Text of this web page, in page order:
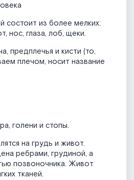
состоит из более мелких:
нос, глаза, лоб, щеки.
предплечья и кисти (то,
плечом, носит название
голени и стопы.
на грудь и живот.
ребрами, грудиной, а
позвоночника. Живот
тканей.